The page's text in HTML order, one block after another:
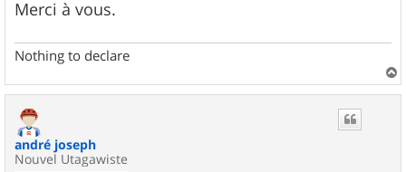
Merci à vous.
Nothing to declare
a
andré joseph
Nouvel Utagawiste